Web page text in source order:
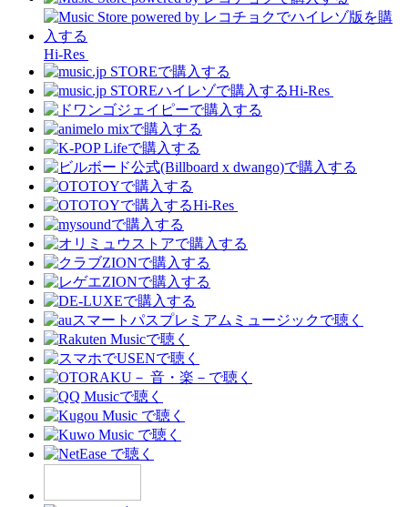
Hi-Res
Hi-Res
Hi-Res